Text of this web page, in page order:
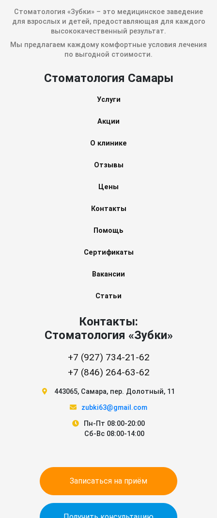
Стоматология «Зубки» – это медицинское заведение
для взрослых и детей, предоставляющая для каждого
высококачественный результат.
Мы предлагаем каждому комфортные условия лечения
по выгодной стоимости.
Стоматология Самары
Услуги
Акции
О клинике
Отзывы
Цены
Контакты
Помощь
Сертификаты
Вакансии
Статьи
Контакты:
Стоматология «Зубки»
+7 (927) 734-21-62
+7 (846) 264-63-62
443065, Самара, пер. Долотный, 11
zubki63@gmail.com
Пн-Пт 08:00-20:00
Сб-Вс 08:00-14:00
Записаться на приём